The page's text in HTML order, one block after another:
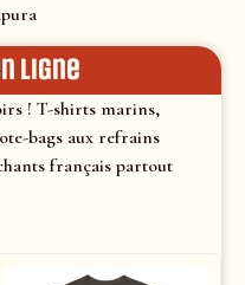
ligne
! T-shirts marins,
bags aux refrains
français partout